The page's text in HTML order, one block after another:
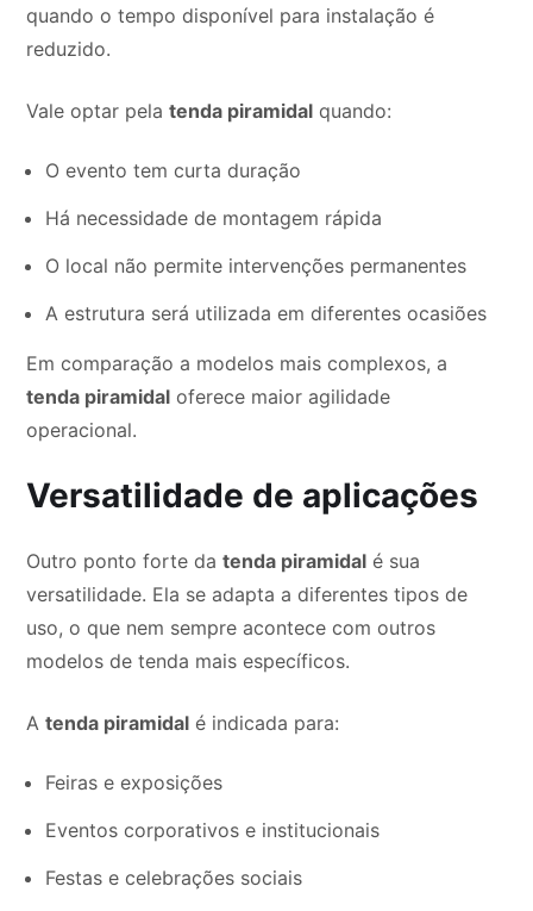
quando o tempo disponível para instalação é
reduzido.
Vale optar pelatenda piramidal quando:
O evento tem curta duração
Há necessidade de montagem rápida
O local não permite intervenções permanentes
A estrutura será utilizada em diferentes ocasiões
Em comparação a modelos mais complexos, a
tenda piramidal oferece maior agilidade
operacional.
Versatilidade de aplicações
Outro ponto forte datenda piramidal é sua
versatilidade. Ela se adapta a diferentes tipos de
uso, o que nem sempre acontece com outros
modelos de tenda mais específicos.
Atenda piramidal é indicada para:
Feiras e exposições
Eventos corporativos e institucionais
Festas e celebrações sociais